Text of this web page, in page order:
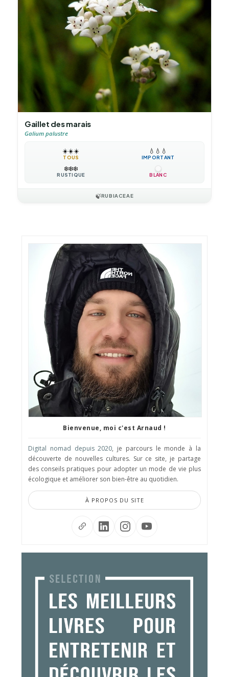
Gaillet des marais
Galium palustre
☀️☀️☀️
TOUS
💧 💧 💧
IMPORTANT
❄️❄️❄️
RUSTIQUE BLANC
🍃RUBIACEAE
Bienvenue, moi c'est Arnaud !
Digital nomad depuis 2020, je parcours le monde à la
découverte de nouvelles cultures. Sur ce site, je partage
des conseils pratiques pour adopter un mode de vie plus
écologique et améliorer son bien-être au quotidien.
À PROPOS DU SITE